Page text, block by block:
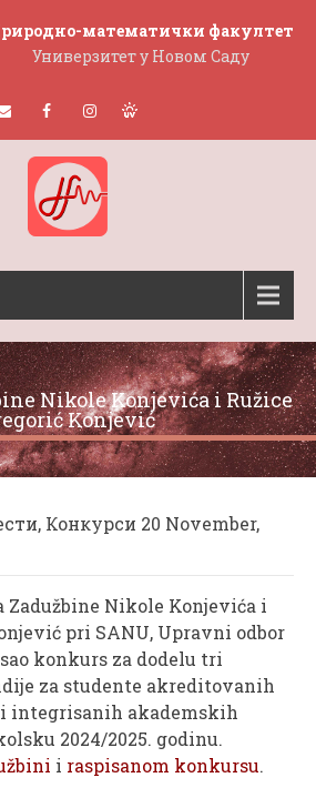
математички факултет
Универзитет у Новом Саду
Nikole Konjevića i Ružice
Konjević
, Конкурси 20 November,
Zadužbine Nikole Konjevića i
pri SANU, Upravni odbor
konkurs za dodelu tri
za studente akreditovanih
integrisanih akademskih
2024/2025. godinu.
i raspisanom konkursu.